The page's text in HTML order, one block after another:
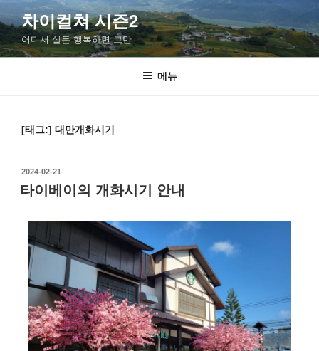
차이컬쳐 시즌2
어디서 살든 행복하면 그만
메뉴
[태그:] 대만개화시기
2024-02-21
타이베이의 개화시기 안내